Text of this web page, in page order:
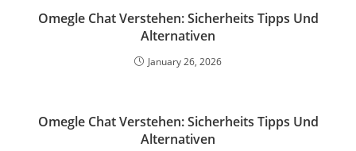
Omegle Chat Verstehen: Sicherheits Tipps Und
Alternativen
January 26, 2026
Omegle Chat Verstehen: Sicherheits Tipps Und
Alternativen